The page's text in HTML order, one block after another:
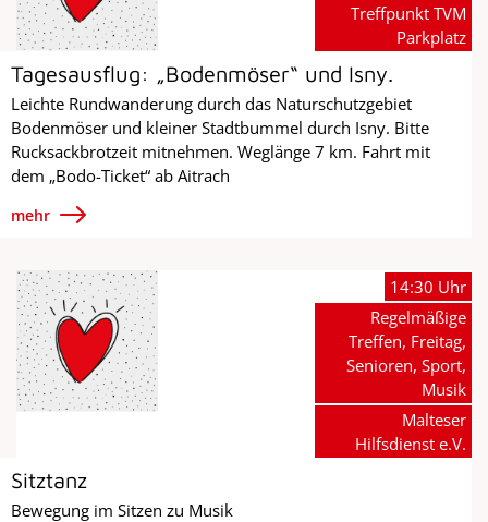
Tagesausflug: „Bodenmöser“ und Isny.
Leichte Rundwanderung durch das Naturschutzgebiet
Bodenmöser und kleiner Stadtbummel durch Isny. Bitte
Rucksackbrotzeit mitnehmen. Weglänge 7 km. Fahrt mit
dem „Bodo-Ticket“ ab Aitrach
mehr
Treffpunkt TVM
Parkplatz
Sitztanz
Bewegung im Sitzen zu Musik
14:30 Uhr
Regelmäßige
Treffen, Freitag,
Senioren, Sport,
Musik
Malteser
Hilfsdienst e.V.